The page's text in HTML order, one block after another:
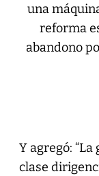
una
reforma
abandono
Y agregó:
clase